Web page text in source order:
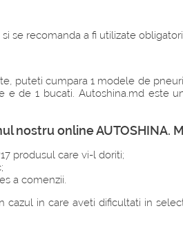
se recomanda a fi utilizate
puteti cumpara 1 modele de
e de 1 bucati. Autoshina.md
nostru online AUTOSHINA.
produsul care vi-l doriti;
a comenzii.
in care aveti dificultati in